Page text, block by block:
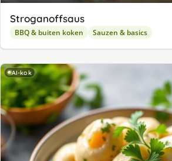
Stroganoffsaus
BBQ & buiten koken Sauzen & basics
AI-kok